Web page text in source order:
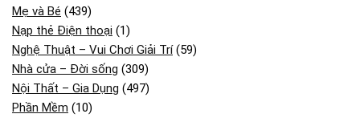
Mẹ và Bé (439)
Nạp thẻ Điện thoại (1)
Nghệ Thuật – Vui Chơi Giải Trí(59)
Nhà cửa – Đời sống (309)
Nội Thất – Gia Dụng (497)
Phần Mềm (10)